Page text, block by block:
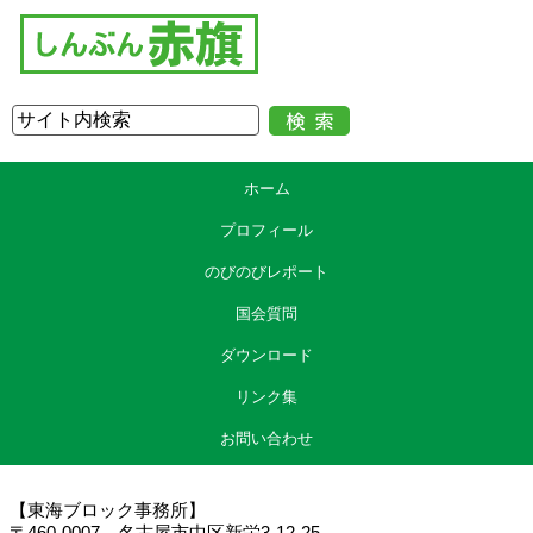
ホーム
プロフィール
のびのびレポート
国会質問
ダウンロード
リンク集
お問い合わせ
【東海ブロック事務所】